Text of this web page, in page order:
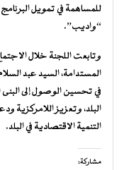
للمساهمة في تمويل البرنامج
“واديب”.
وتابعت اللجنة خلال
المستدامة، السيد عبد
في تحسين الوصول إلى البنى
البلد، وتعزيز اللامركزية
التنمية الاقتصادية في البلد.
مشاركة: